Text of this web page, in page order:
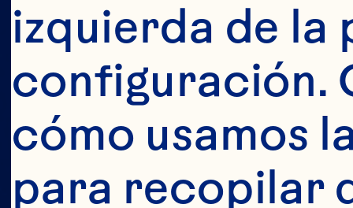
izquierda de la
configuración.
cómo usamos
para recopilar